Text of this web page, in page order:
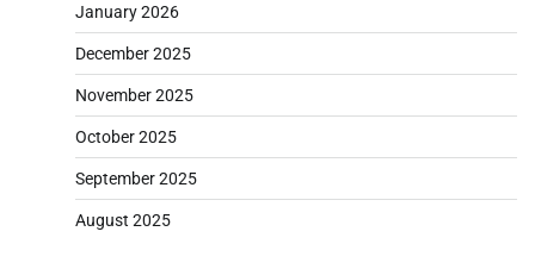
January 2026
December 2025
November 2025
October 2025
September 2025
August 2025